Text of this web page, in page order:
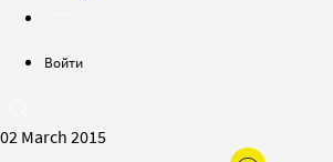
Войти
02 March 2015